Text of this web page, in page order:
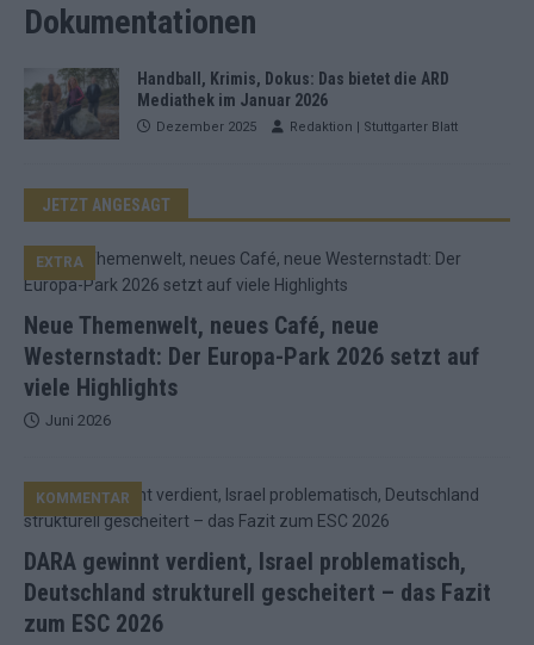
Dokumentationen
Handball, Krimis, Dokus: Das bietet die ARD
Mediathek im Januar 2026
Dezember 2025 Redaktion | Stuttgarter Blatt
JETZT ANGESAGT
Neue Themenwelt, neues Café, neue
Westernstadt: Der Europa-Park 2026 setzt auf
viele Highlights
EXTRA
Juni 2026
DARA gewinnt verdient, Israel problematisch,
Deutschland strukturell gescheitert – das Fazit
zum ESC 2026
KOMMENTAR